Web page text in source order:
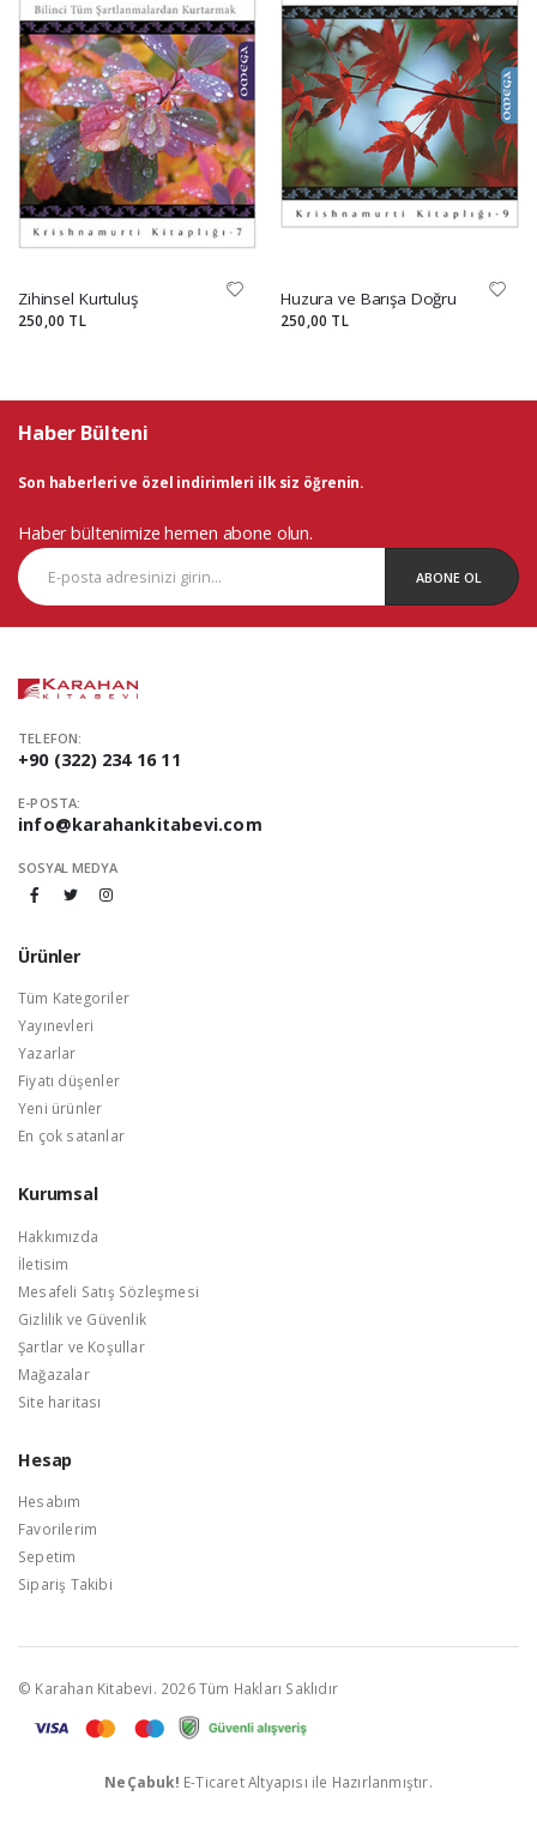
Zihinsel Kurtuluş
250,00 TL
Huzura ve Barışa Doğru
250,00 TL
Haber Bülteni
Son haberleri ve özel indirimleri ilk siz öğrenin.
Haber bültenimize hemen abone olun.
ABONE OL
TELEFON:
+90 (322) 234 16 11
E-POSTA:
info@karahankitabevi.com
SOSYAL MEDYA
Ürünler
Tüm Kategoriler
Yayınevleri
Yazarlar
Fiyatı düşenler
Yeni ürünler
En çok satanlar
Kurumsal
Hakkımızda
İletisim
Mesafeli Satış Sözleşmesi
Gizlilik ve Güvenlik
Şartlar ve Koşullar
Mağazalar
Site haritası
Hesap
Hesabım
Favorilerim
Sepetim
Sipariş Takibi
© Karahan Kitabevi. 2026 Tüm Hakları Saklıdır
NeÇabuk! E-Ticaret Altyapısı ile Hazırlanmıştır.